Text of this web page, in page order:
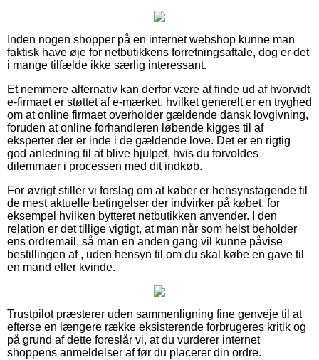
Inden nogen shopper på en internet webshop kunne man
faktisk have øje for netbutikkens forretningsaftale, dog er det
i mange tilfælde ikke særlig interessant.
Et nemmere alternativ kan derfor være at finde ud af hvorvidt
e-firmaet er støttet af e-mærket, hvilket generelt er en tryghed
om at online firmaet overholder gældende dansk lovgivning,
foruden at online forhandleren løbende kigges til af
eksperter der er inde i de gældende love. Det er en rigtig
god anledning til at blive hjulpet, hvis du forvoldes
dilemmaer i processen med dit indkøb.
For øvrigt stiller vi forslag om at køber er hensynstagende til
de mest aktuelle betingelser der indvirker på købet, for
eksempel hvilken bytteret netbutikken anvender. I den
relation er det tillige vigtigt, at man når som helst beholder
ens ordremail, så man en anden gang vil kunne påvise
bestillingen af , uden hensyn til om du skal købe en gave til
en mand eller kvinde.
Trustpilot præsterer uden sammenligning fine genveje til at
efterse en længere række eksisterende forbrugeres kritik og
på grund af dette foreslår vi, at du vurderer internet
shoppens anmeldelser af før du placerer din ordre.